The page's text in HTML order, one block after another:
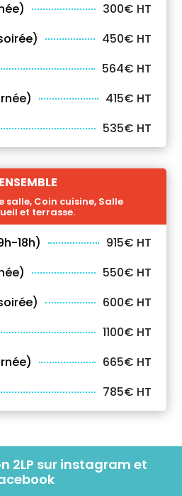
300€ HT
450€ HT
564€ HT
415€ HT
535€ HT
salle, Coin cuisine, Salle
et terrasse.
18h)
915€ HT
550€ HT
600€ HT
1100€ HT
665€ HT
785€ HT
2LP sur instagram et